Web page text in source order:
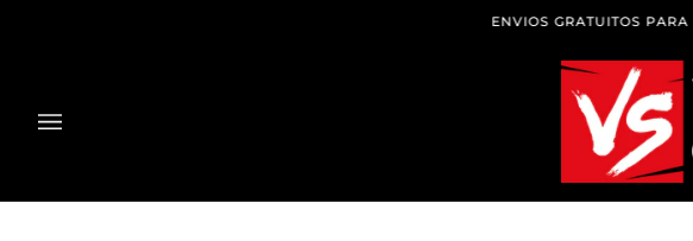
ENVIOS GRATUITOS PARA